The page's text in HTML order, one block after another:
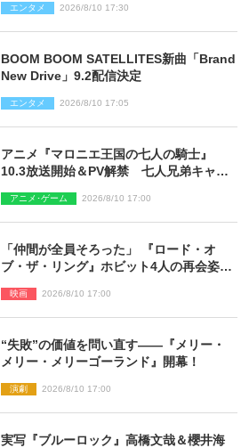
エンタメ 2026/8/10 17:30
BOOM BOOM SATELLITES新曲「Brand
New Drive」9.2配信決定
エンタメ 2026/8/10 17:05
アニメ『マロニエ王国の七人の騎士』
10.3放送開始＆PV解禁 七人兄弟キャス
アニメ･ゲーム 2026/8/10 17:00
「仲間が全員そろった」 『ロード・オ
ブ・ザ・リング』ホビット4人の再会姿に
映画 2026/8/10 17:00
“失敗”の価値を問い直す――『メリー・
メリー・メリーゴーランド』開幕！
演劇 2026/8/10 17:00
実写『ブルーロック』高橋文哉＆櫻井海